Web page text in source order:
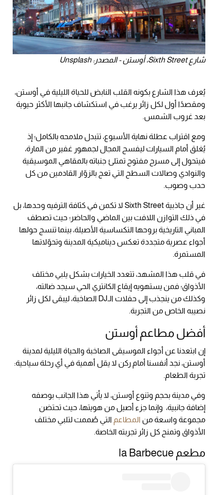
شارع Sixth Street، أوستن - المصدر: Unsplash
يُعرف هذا الشارع بكونه القلب النابض للحياة الليلية في أوستن،
ومقصدًا أول لكل زائر يرغب في استكشاف جانبها الأكثر حيوية
بعد غروب الشمس.
ومع اقتراب عطلة نهاية الأسبوع، تتبدل ملامحه بالكامل؛ إذ
يُغلق أمام السيارات ليفسح المجال لجمهور غفير من المارة،
فيتحول إلى مسرح مفتوح تمتلئ جنباته بالمقاهي الموسيقية
والنوادي وصالات السطح التي تعج بالزوّار القادمين من كل
حدب وصوب.
غير أن جاذبية Sixth Street لا تكمن في كثافة الترفيه وحدها، بل
في ذلك التوازن اللافت بين الماضي والحاضر؛ حيث تصطف
المباني التاريخية بروحها التكساسية الأصيلة، بينما تنسج حولها
أجواء عصرية متجددة تعكس ديناميكية المدينة وتحوّلاتها
المستمرة.
في قلب هذا المشهد، تتعدد الخيارات بشكل يلبي مختلف
الأذواق؛ فمن يستهويه إيقاع الكانتري الحي سيجد ضالته،
وكذلك من ينجذب إلى حفلات الـDJ الصاخبة، ليبقى لكل زائر
نصيبه الخاص من التجربة.
أفضل مطاعم أوستن
إن ابتعدنا عن أجواء الموسيقى الصاخبة والحياة الليلية لمدينة
أوستن، نجد أنفسنا أمام ركن لا يقل أهمية في أي رحلة سياحية:
تجربة الطعام.
وفي مدينة بحجم وتنوع أوستن، لا يأتي هذا الجانب بوصفه
إضافة جانبية، وإنما جزء أصيل من هويتها، حيث تحتضن
مجموعة واسعة من المطاعم التي صُممت لتلبي مختلف
الأذواق وتمنح كل زائر تجربته الخاصة.
مطعم la Barbecue